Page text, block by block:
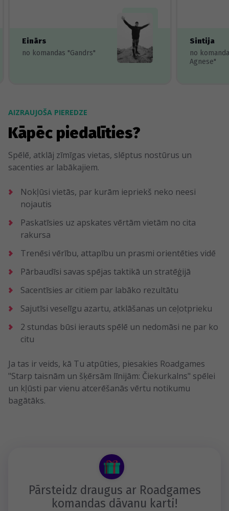
Einārs
no komandas "Gandrs"
Sintija
no
Agnese"
AIZRAUJOŠA PIEREDZE
Kāpēc piedalīties?
Spēlē, atklāj zīmīgas vietas, slēptus nostūrus un
sacenties ar labākajiem.
Nokļūsi vietās, par kurām iepriekš neko neesi
nojautis
Paskatīsies uz apskates vērtām vietām no cita
rakursa
Trenēsi vērību, attapību un prasmi orientēties vidē
Pārbaudīsi savas spējas taktikā un stratēģijā
Sacentīsies ar citiem par labāko rezultātu
Sajutīsi veselīgu azartu, atklāšanas un ceļotprieku
2 stundas būsi ierauts spēlē un nedomāsi ne par ko
citu
Ja tas ir veids, kā Tu atpūties, piesakies Roadgames
"Starp taisnām un šķērsām līnijām: Čiekurkalns" spēlei
un kļūsti par vienu atcerēšanās vērtu notikumu
bagātāks.
Pārsteidz draugus ar Roadgames
komandas dāvanu karti!